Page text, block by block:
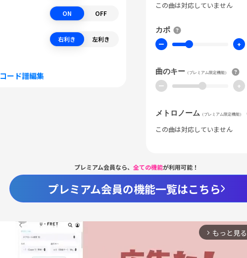
ON OFF
右利き 左利き
コード譜編集
この曲は対応していません
カポ
ー +
曲のキー （プレミアム限定機能）
ー +
メトロノーム （プレミアム限定機能）
この曲は対応していません
プレミアム会員なら、 全ての機能が利用可能！
プレミアム会員の機能一覧はこちら
arrow_forward_ios もっと見る